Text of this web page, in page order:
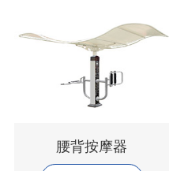
腰背按摩器